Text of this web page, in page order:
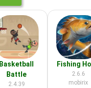
Basketball
Battle
2.4.39
Fishing
2.6.6
mobirix